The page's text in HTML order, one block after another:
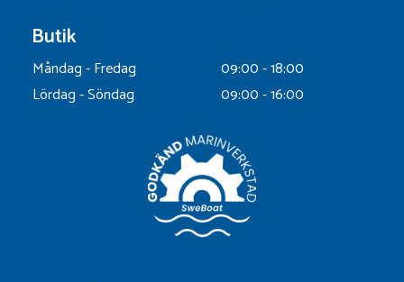
Butik
Måndag - Fredag
09:00 - 18:00
Lördag - Söndag
09:00 - 16:00